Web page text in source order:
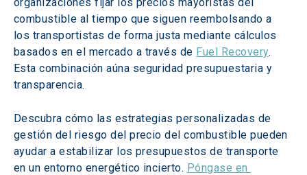
combustible al tiempo que siguen reembolsando a
los transportistas de forma justa mediante cálculos
basados en el mercado a través de Fuel Recovery.
Esta combinación aúna seguridad presupuestaria y
transparencia.
Descubra cómo las estrategias personalizadas de
gestión del riesgo del precio del combustible pueden
ayudar a estabilizar los presupuestos de transporte
en un entorno energético incierto. Póngase en